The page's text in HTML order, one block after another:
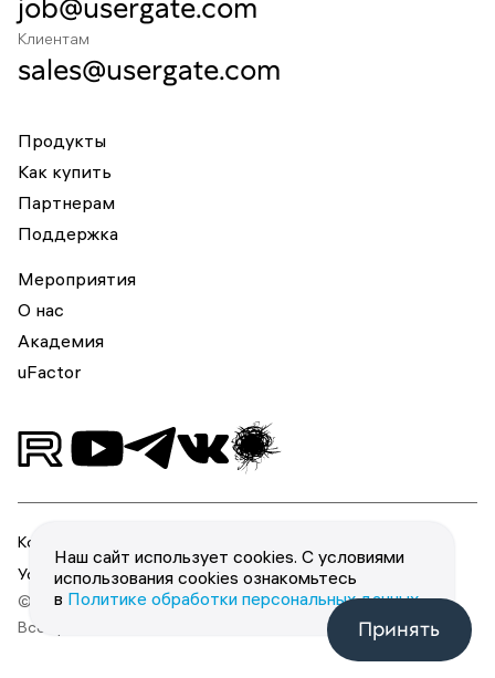
job@usergate.com
Клиентам
sales@usergate.com
Продукты
Как купить
Партнерам
Поддержка
Мероприятия
О нас
Академия
uFactor
Конфиденциальность
Условия использования
© 2026 ООО «Юзергейт».
Все права защищены.
Наш сайт использует cookies. С условиями
использования cookies ознакомьтесь
в Политике обработки персональных данных.
Принять